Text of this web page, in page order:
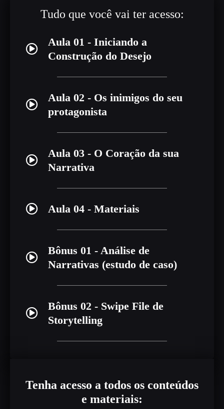
Tudo que você vai ter acesso:
Aula 01 - Iniciando a
Construção do Desejo
Aula 02 - Os inimigos do seu
protagonista
Aula 03 - O Coração da sua
Narrativa
Aula 04 - Materiais
Bônus 01 - Análise de
Narrativas (estudo de caso)
Bônus 02 - Swipe File de
Storytelling
Tenha acesso a todos os conteúdos
e materiais: